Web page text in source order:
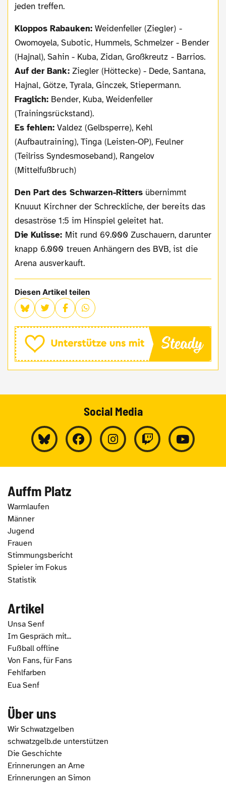
jeden treffen.
Kloppos Rabauken:Weidenfeller (Ziegler) -
Owomoyela, Subotic, Hummels, Schmelzer - Bender
(Hajnal), Sahin - Kuba, Zidan, Großkreutz - Barrios.
Auf der Bank:Ziegler (Höttecke) - Dede, Santana,
Hajnal, Götze, Tyrala, Ginczek, Stiepermann.
Fraglich: Bender, Kuba, Weidenfeller
(Trainingsrückstand).
Es fehlen: Valdez (Gelbsperre), Kehl
(Aufbautraining), Tinga (Leisten-OP), Feulner
(Teilriss Syndesmoseband), Rangelov
(Mittelfußbruch)
Den Part des Schwarzen-Ritters übernimmt
Knuuut Kirchner der Schreckliche, der bereits das
desaströse 1:5 im Hinspiel geleitet hat.
Die Kulisse: Mit rund 69.000 Zuschauern, darunter
knapp 6.000 treuen Anhängern des BVB, ist die
Arena ausverkauft.
Diesen Artikel teilen
Social Media
Auffm Platz
Warmlaufen
Männer
Jugend
Frauen
Stimmungsbericht
Spieler im Fokus
Statistik
Artikel
Unsa Senf
Im Gespräch mit...
Fußball offline
Von Fans, für Fans
Fehlfarben
Eua Senf
Über uns
Wir Schwatzgelben
schwatzgelb.de unterstützen
Die Geschichte
Erinnerungen an Arne
Erinnerungen an Simon